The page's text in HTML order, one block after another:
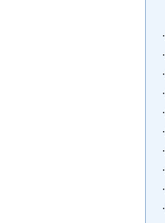
·
·
·
·
·
·
·
·
·
·